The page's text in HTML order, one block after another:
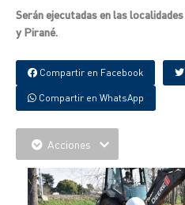
Serán ejecutadas en las
y Pirané.
Compartir en Facebook
Compartir en WhatsApp
Acciones